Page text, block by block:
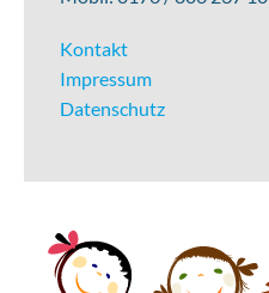
Kontakt
Impressum
Datenschutz